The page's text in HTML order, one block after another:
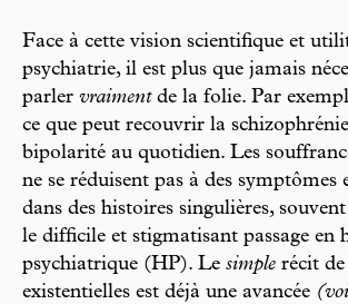
Face à cette vision scientifique et
psychiatrie, il est plus que jamais
parler vraiment de la folie. Par
ce que peut recouvrir la
bipolarité au quotidien. Les
ne se réduisent pas à des symptômes
dans des histoires singulières,
le difficile et stigmatisant passage en
psychiatrique (HP). Le simple récit de
existentielles est déjà une avancée